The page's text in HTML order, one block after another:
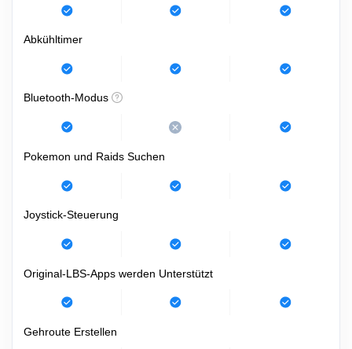
Abkühltimer
Bluetooth-Modus
Pokemon und Raids Suchen
Joystick-Steuerung
Original-LBS-Apps werden Unterstützt
Gehroute Erstellen